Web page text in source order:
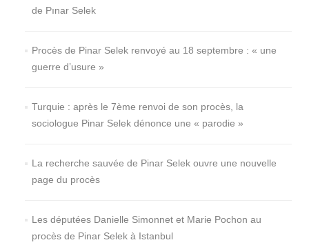
de Pınar Selek
Procès de Pinar Selek renvoyé au 18 septembre : « une
guerre d’usure »
Turquie : après le 7ème renvoi de son procès, la
sociologue Pinar Selek dénonce une « parodie »
La recherche sauvée de Pinar Selek ouvre une nouvelle
page du procès
Les députées Danielle Simonnet et Marie Pochon au
procès de Pinar Selek à Istanbul